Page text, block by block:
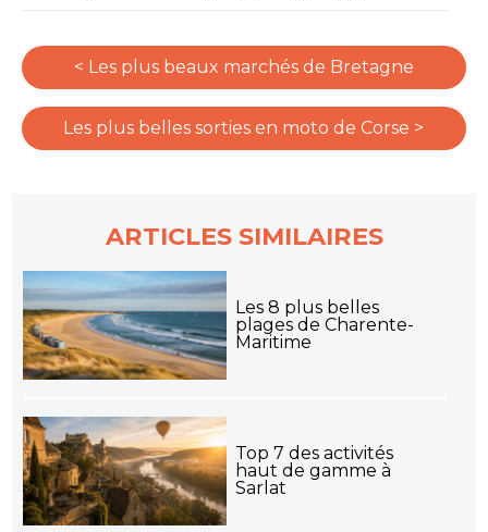
< Les plus beaux marchés de Bretagne
Les plus belles sorties en moto de Corse >
ARTICLES SIMILAIRES
Les 8 plus belles
plages de Charente-
Maritime
Top 7 des activités
haut de gamme à
Sarlat